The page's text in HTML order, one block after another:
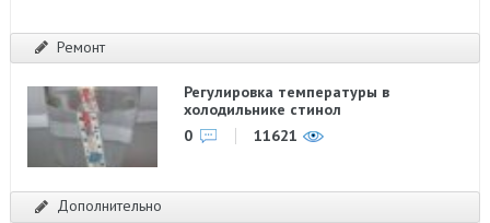
Ремонт
Регулировка температуры в
холодильнике стинол
0
11621
Дополнительно